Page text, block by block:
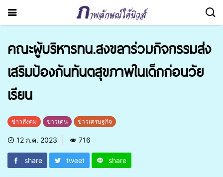
คณะผู้บริหารทน.สงขลาร่วมกิจกรรมส่ง
เสริมป้องกันทันตสุขภาพในเด็กก่อนวัย
เรียน
ข่าวสังคม ข่าวเด่น ข่าวเศรษฐกิจ
12 ก.ค. 2023 716
share tweet share